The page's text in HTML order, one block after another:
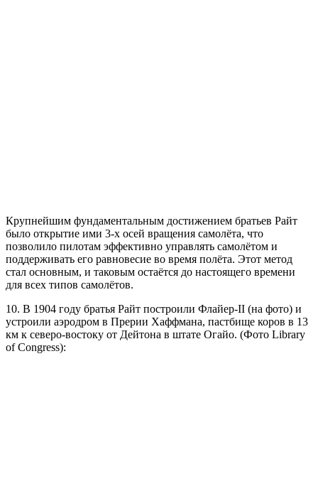
Крупнейшим фундаментальным достижением братьев Райт
было открытие ими 3-х осей вращения самолёта, что
позволило пилотам эффективно управлять самолётом и
поддерживать его равновесие во время полёта. Этот метод
стал основным, и таковым остаётся до настоящего времени
для всех типов самолётов.
10. В 1904 году братья Райт построили Флайер-II (на фото) и
устроили аэродром в Прерии Хаффмана, пастбище коров в 13
км к северо-востоку от Дейтона в штате Огайо. (Фото Library
of Congress):